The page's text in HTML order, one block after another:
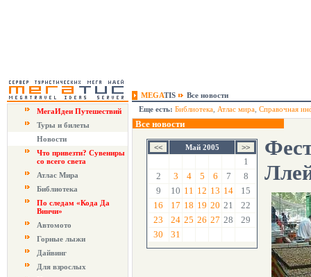
MEGATIS
Все новости
МегаИдеи Путешествий
Туры и билеты
Новости
Что привезти? Сувениры
со всего света
Атлас Мира
Библиотека
По следам «Кода Да
Винчи»
Автомото
Горные лыжи
Дайвинг
Для взрослых
Еще есть: Библиотека Атлас мира Справочная
Все новости
Май 2005
1
2
3 4 5 6 7
8
9
10 11 12 13 14
15
16
17 18 19 20 21
22
23
24 25 26 27 28
29
30
31